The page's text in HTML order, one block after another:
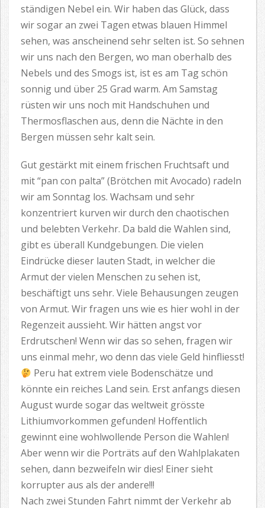
ständigen Nebel ein. Wir haben das Glück, dass
wir sogar an zwei Tagen etwas blauen Himmel
sehen, was anscheinend sehr selten ist. So sehnen
wir uns nach den Bergen, wo man oberhalb des
Nebels und des Smogs ist, ist es am Tag schön
sonnig und über 25 Grad warm. Am Samstag
rüsten wir uns noch mit Handschuhen und
Thermosflaschen aus, denn die Nächte in den
Bergen müssen sehr kalt sein.
Gut gestärkt mit einem frischen Fruchtsaft und
mit “pan con palta” (Brötchen mit Avocado) radeln
wir am Sonntag los. Wachsam und sehr
konzentriert kurven wir durch den chaotischen
und belebten Verkehr. Da bald die Wahlen sind,
gibt es überall Kundgebungen. Die vielen
Eindrücke dieser lauten Stadt, in welcher die
Armut der vielen Menschen zu sehen ist,
beschäftigt uns sehr. Viele Behausungen zeugen
von Armut. Wir fragen uns wie es hier wohl in der
Regenzeit aussieht. Wir hätten angst vor
Erdrutschen! Wenn wir das so sehen, fragen wir
uns einmal mehr, wo denn das viele Geld hinfliesst!
Peru hat extrem viele Bodenschätze und
könnte ein reiches Land sein. Erst anfangs diesen
August wurde sogar das weltweit grösste
Lithiumvorkommen gefunden! Hoffentlich
gewinnt eine wohlwollende Person die Wahlen!
Aber wenn wir die Porträts auf den Wahlplakaten
sehen, dann bezweifeln wir dies! Einer sieht
korrupter aus als der andere!!!
Nach zwei Stunden Fahrt nimmt der Verkehr ab